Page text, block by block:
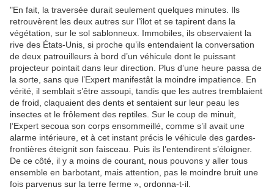
"En fait, la traversée durait seulement quelques minutes. Ils
retrouvèrent les deux autres sur l’îlot et se tapirent dans la
végétation, sur le sol sablonneux. Immobiles, ils observaient la
rive des États-Unis, si proche qu’ils entendaient la conversation
de deux patrouilleurs à bord d’un véhicule dont le puissant
projecteur pointait dans leur direction. Plus d’une heure passa de
la sorte, sans que l’Expert manifestât la moindre impatience. En
vérité, il semblait s’être assoupi, tandis que les autres tremblaient
de froid, claquaient des dents et sentaient sur leur peau les
insectes et le frôlement des reptiles. Sur le coup de minuit,
l’Expert secoua son corps ensommeillé, comme s’il avait une
alarme intérieure, et à cet instant précis le véhicule des gardes-
frontières éteignit son faisceau. Puis ils l’entendirent s’éloigner.
De ce côté, il y a moins de courant, nous pouvons y aller tous
ensemble en barbotant, mais attention, pas le moindre bruit une
fois parvenus sur la terre ferme », ordonna-t-il.